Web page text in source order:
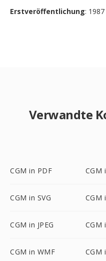
Erstveröffentlichung: 1987
Verwandte
CGM in PDF CGM
CGM in SVG CGM
CGM in JPEG CGM
CGM in WMF CGM